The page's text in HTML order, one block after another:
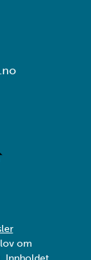
om